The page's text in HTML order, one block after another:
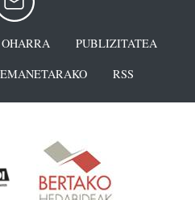
PUBLIZITATEA
RSS